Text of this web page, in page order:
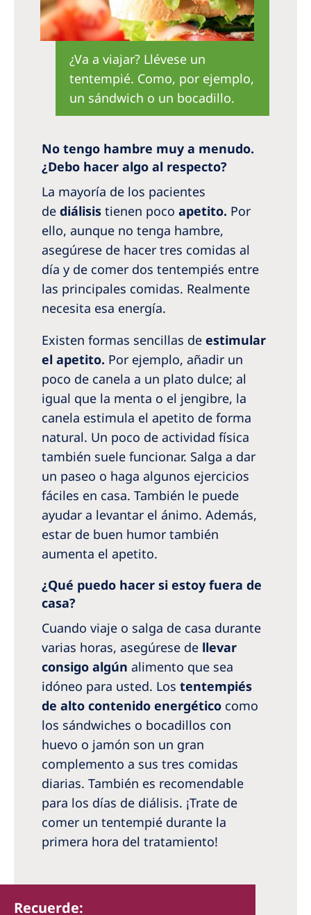
¿Va a viajar? Llévese un
tentempié. Como, por ejemplo,
un sándwich o un bocadillo.
No tengo hambre muy a menudo.
¿Debo hacer algo al respecto?
La mayoría de los pacientes
de diálisis tienen poco apetito. Por
ello, aunque no tenga hambre,
asegúrese de hacer tres comidas al
día y de comer dos tentempiés entre
las principales comidas. Realmente
necesita esa energía.
Existen formas sencillas de estimular
el apetito. Por ejemplo, añadir un
poco de canela a un plato dulce; al
igual que la menta o el jengibre, la
canela estimula el apetito de forma
natural. Un poco de actividad física
también suele funcionar. Salga a dar
un paseo o haga algunos ejercicios
fáciles en casa. También le puede
ayudar a levantar el ánimo. Además,
estar de buen humor también
aumenta el apetito.
¿Qué puedo hacer si estoy fuera de
casa?
Cuando viaje o salga de casa durante
varias horas, asegúrese de llevar
consigo algún alimento que sea
idóneo para usted. Los tentempiés
de alto contenido energético como
los sándwiches o bocadillos con
huevo o jamón son un gran
complemento a sus tres comidas
diarias. También es recomendable
para los días de diálisis. ¡Trate de
comer un tentempié durante la
primera hora del tratamiento!
Recuerde: